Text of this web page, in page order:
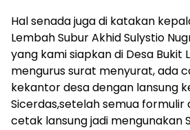
Hal senada juga di katakan
Lembah Subur Akhid Sulystio
yang kami siapkan di Desa Bukit
mengurus surat menyurat, ada
kekantor desa dengan lansung
Sicerdas,setelah semua formulir
cetak lansung jadi mengunakan